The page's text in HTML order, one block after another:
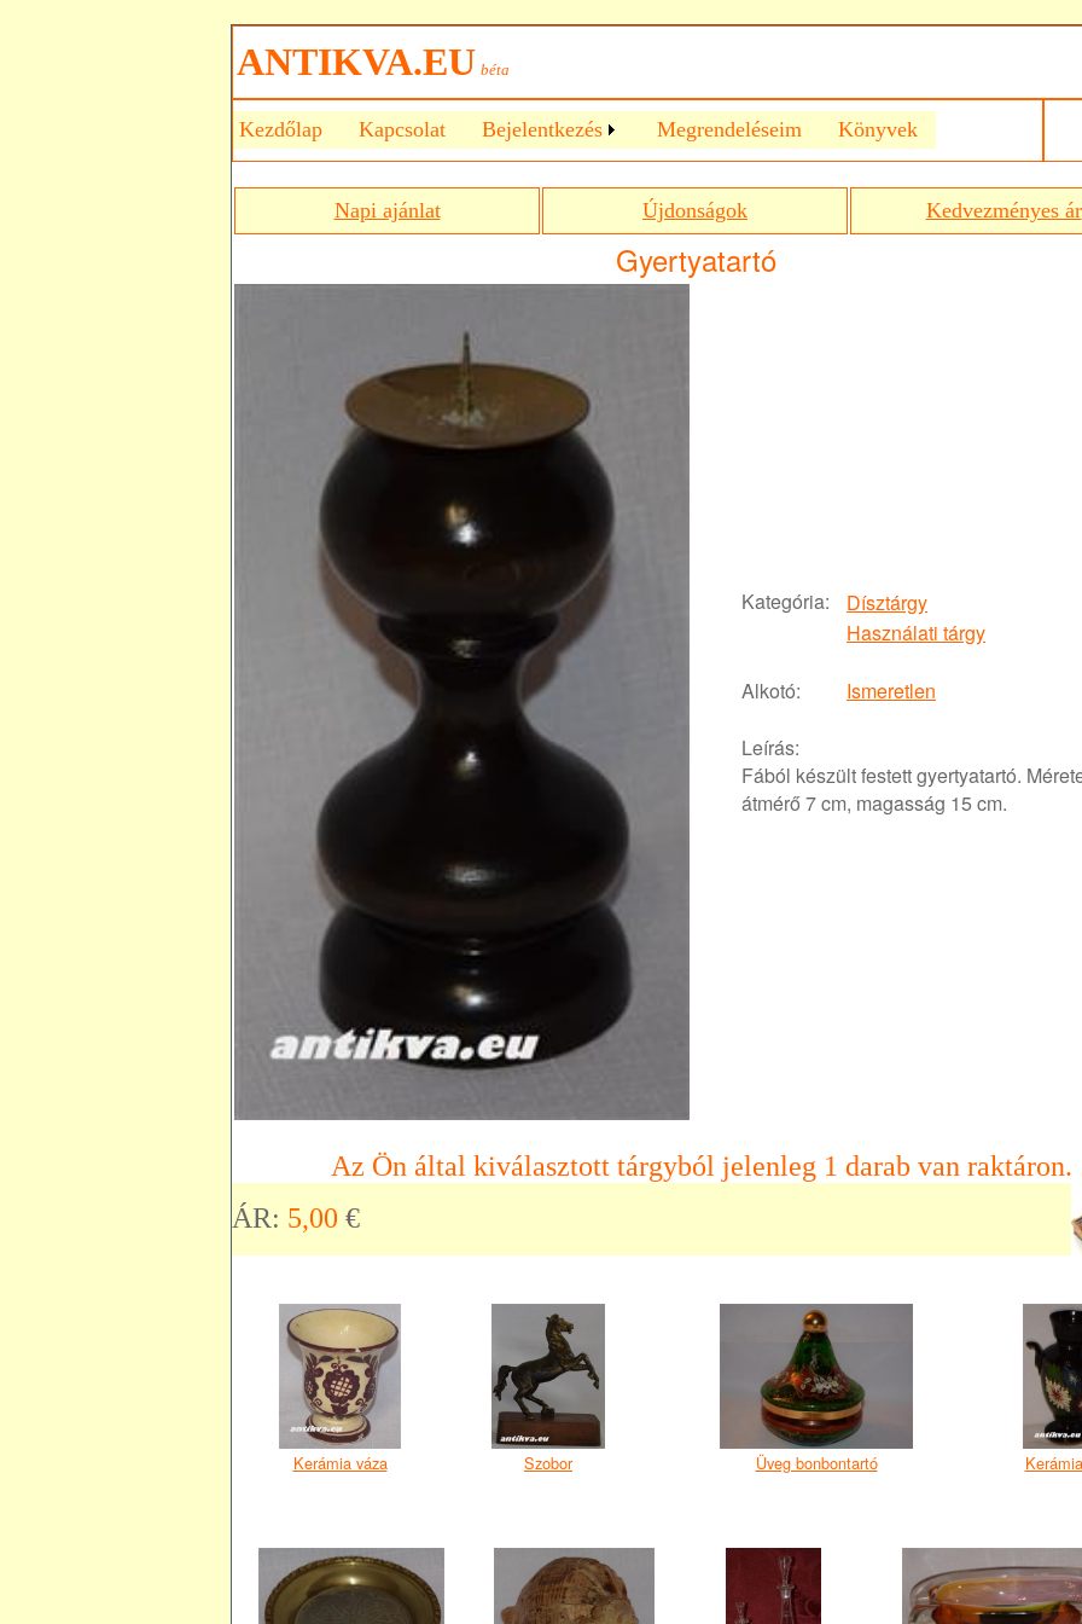
ANTIKVA.EU béta
Kezdőlap Kapcsolat Bejelentkezés Megrendeléseim Könyvek
Napi ajánlat Újdonságok Kedvezményes ár
Gyertyatartó
Kategória:
Dísztárgy
Használati tárgy
Alkotó: Ismeretlen
Leírás:
Fából készült festett gyertyatartó.
átmérő 7 cm, magasság 15 cm.
Az Ön által kiválasztott tárgyból jelenleg 1 darab van raktáron.
ÁR: 5,00 €
Kerámia váza Szobor Üveg bonbontartó